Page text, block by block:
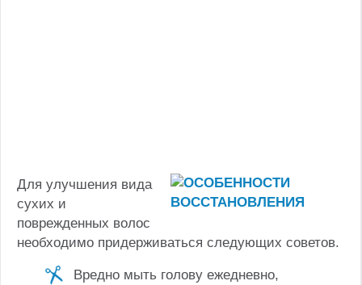
Для улучшения вида
сухих и
поврежденных волос
необходимо придерживаться следующих советов.
Вредно мыть голову ежедневно,